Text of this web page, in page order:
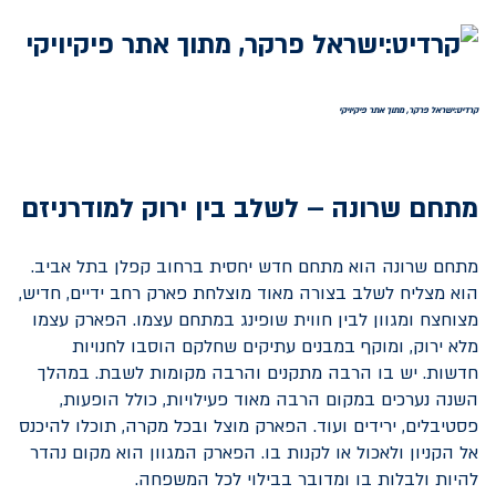
קרדיט:ישראל פרקר, מתוך אתר פיקיויקי
מתחם שרונה – לשלב בין ירוק למודרניזם
מתחם שרונה הוא מתחם חדש יחסית ברחוב קפלן בתל אביב.
הוא מצליח לשלב בצורה מאוד מוצלחת פארק רחב ידיים, חדיש,
מצוחצח ומגוון לבין חווית שופינג במתחם עצמו. הפארק עצמו
מלא ירוק, ומוקף במבנים עתיקים שחלקם הוסבו לחנויות
חדשות. יש בו הרבה מתקנים והרבה מקומות לשבת. במהלך
השנה נערכים במקום הרבה מאוד פעילויות, כולל הופעות,
פסטיבלים, ירידים ועוד. הפארק מוצל ובכל מקרה, תוכלו להיכנס
אל הקניון ולאכול או לקנות בו. הפארק המגוון הוא מקום נהדר
להיות ולבלות בו ומדובר בבילוי לכל המשפחה.